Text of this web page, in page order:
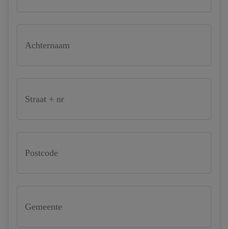
Achternaam
Straat + nr
Postcode
Gemeente